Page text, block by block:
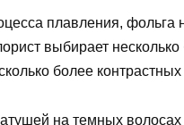
плавления, фольга
выбирает несколько
более
на темных